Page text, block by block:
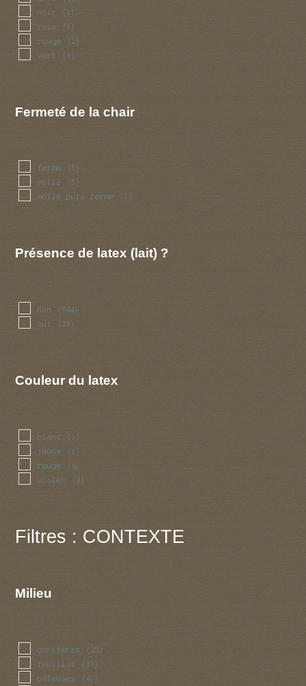
noir (11)
rose (1)
rouge (2)
vert (1)
Fermeté de la chair
ferme (5)
molle (5)
molle puis ferme (1)
Présence de latex (lait) ?
non (844)
oui (33)
Couleur du latex
blanc (1)
jaune (1)
rouge (4)
violet (2)
Filtres : CONTEXTE
Milieu
coniferes (25)
feuillus (37)
pelouses (41)